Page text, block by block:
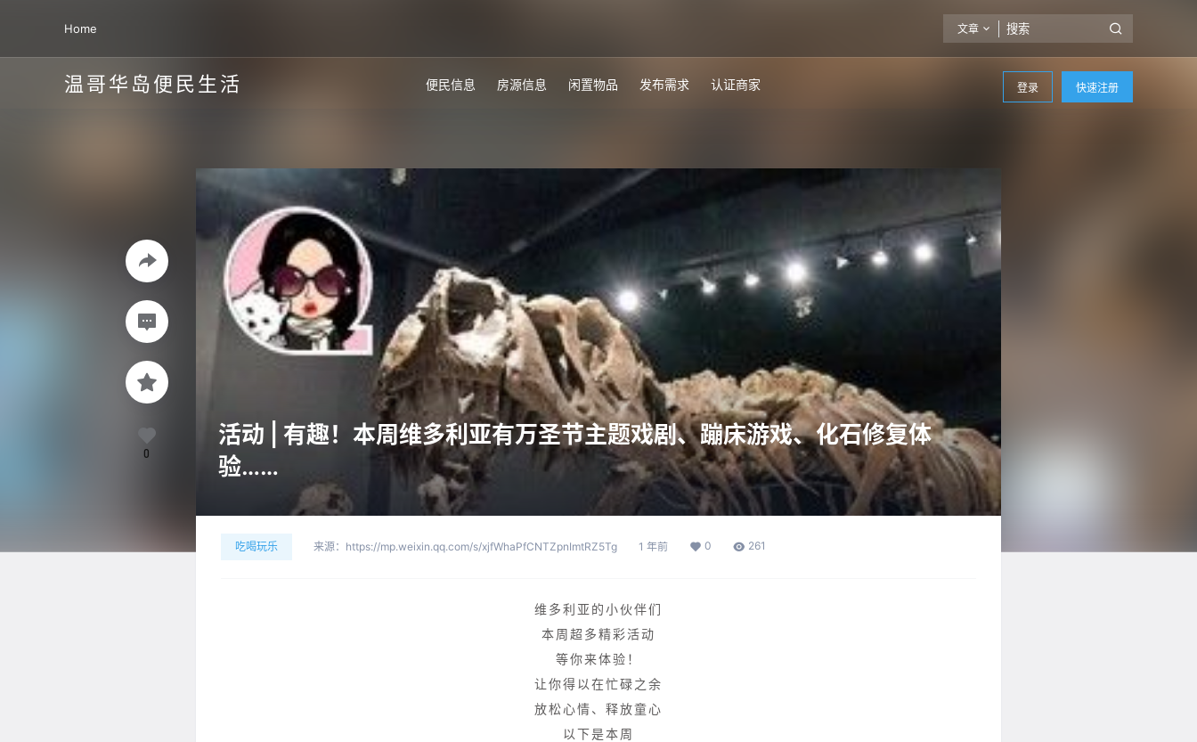
Home 文章
温哥华岛便民生活 登录 快速注册
便民信息 房源信息 闲置物品 发布需求 认证商家
活动 | 有趣！本周维多利亚有万圣节主题戏剧、蹦床游戏、化石修复体
验……
吃喝玩乐 来源： https://mp.weixin.qq.com/s/xjfWhaPfCNTZpnImtRZ5Tg 1 年前 0 261
维多利亚的小伙伴们
本周超多精彩活动
等你来体验！
让你得以在忙碌之余
放松心情、释放童心
以下是本周
0